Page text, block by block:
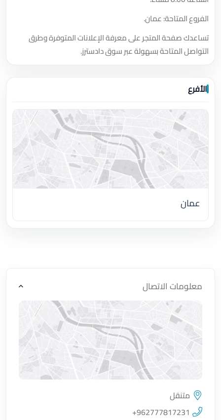
الفروع المتاحة: عمان.
تساعدك صفحة المتجر على معرفة الإعلانات المتوفرة وطرق
التواصل المتاحة بسهولة عبر سوق دادسترز.
الأفرع
عمان
معلومات الاتصال
اضغط لتحميل الموقع
متنقل
+962777817231